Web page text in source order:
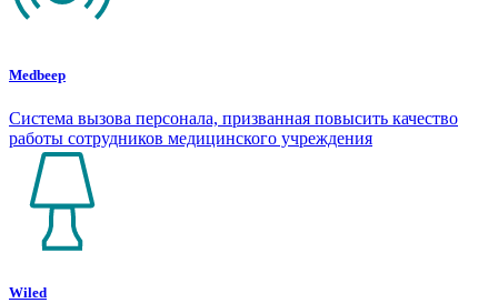
Medbeep
Система вызова персонала, призванная повысить качество
работы сотрудников медицинского учреждения
Wiled